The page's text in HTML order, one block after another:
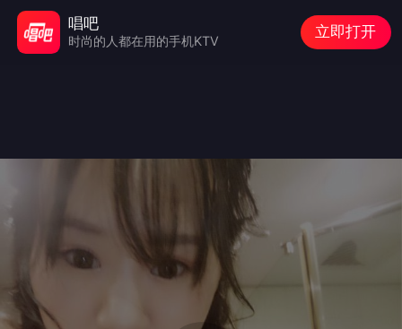
唱吧
时尚的人都在用的手机KTV
立即打开